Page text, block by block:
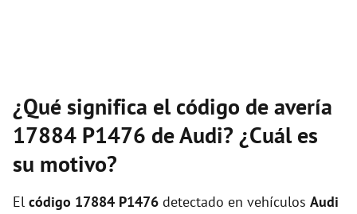
¿Qué significa el código de avería
17884 P1476 de Audi? ¿Cuál es
su motivo?
El código 17884 P1476 detectado en vehículos Audi